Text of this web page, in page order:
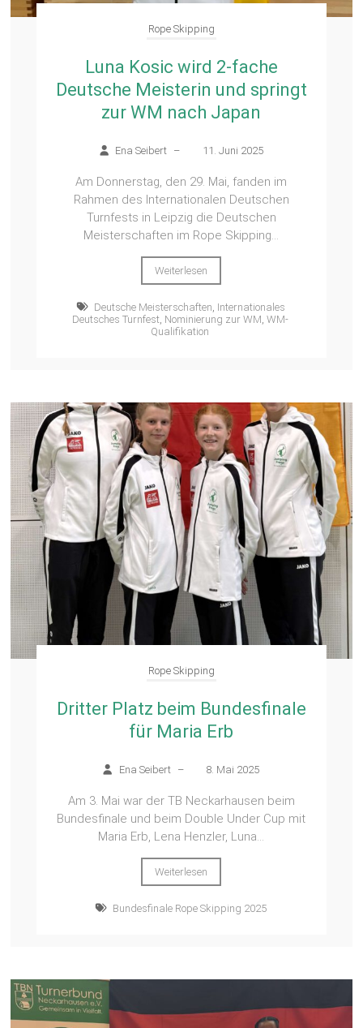
Rope Skipping
Luna Kosic wird 2-fache
Deutsche Meisterin und springt
zur WM nach Japan
Ena Seibert – 11. Juni 2025
Am Donnerstag, den 29. Mai, fanden im
Rahmen des Internationalen Deutschen
Turnfests in Leipzig die Deutschen
Meisterschaften im Rope Skipping...
Weiterlesen
Deutsche Meisterschaften, Internationales
Deutsches Turnfest, Nominierung zur WM, WM-
Qualifikation
Rope Skipping
Dritter Platz beim Bundesfinale
für Maria Erb
Ena Seibert – 8. Mai 2025
Am 3. Mai war der TB Neckarhausen beim
Bundesfinale und beim Double Under Cup mit
Maria Erb, Lena Henzler, Luna...
Weiterlesen
Bundesfinale Rope Skipping 2025